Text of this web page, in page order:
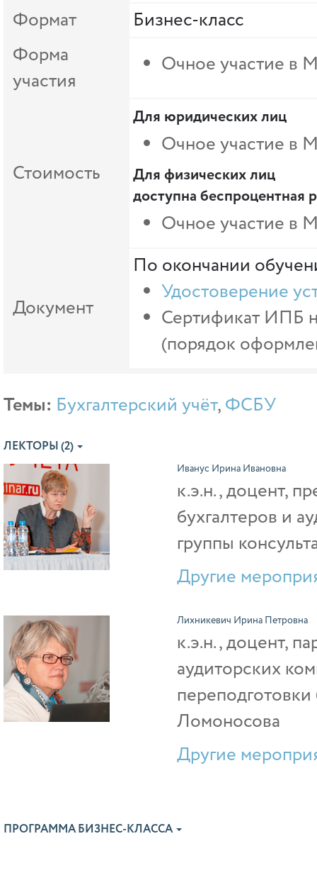
Формат
Бизнес-класс
Форма
участия
Очное участие в
Стоимость
Для юридических лиц
Очное участие в
Для физических лиц
доступна беспроцентная
Очное участие в
Документ
По окончании
Удостоверение
Сертификат ИПБ
(порядок
Темы: Бухгалтерский учёт,ФСБУ
ЛЕКТОРЫ (2)
Иванус Ирина Ивановна
к.э.н., доцент,
бухгалтеров и
группы
Другие
Лихникевич Ирина Петровна
к.э.н., доцент,
аудиторских
Ломоносова
Другие
ПРОГРАММА БИЗНЕС-КЛАССА